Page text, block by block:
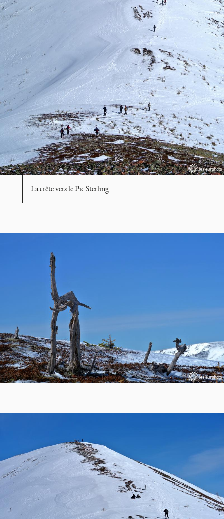
La crête vers le Pic Sterling.